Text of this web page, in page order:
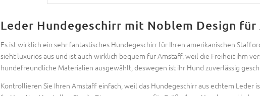
Leder Hundegeschirr mit Noblem Design
Es ist wirklich ein sehr fantastisches Hundegeschirr für Ihren amerikanischen
sieht luxuriös aus und ist auch wirklich bequem für Amstaff, weil die Freiheit ihm
hundefreundliche Materialien ausgewählt, deswegen ist ihr Hund zuverlässig
Kontrollieren Sie Ihren Amstaff einfach, weil das Hundegeschirr aus echtem Leder